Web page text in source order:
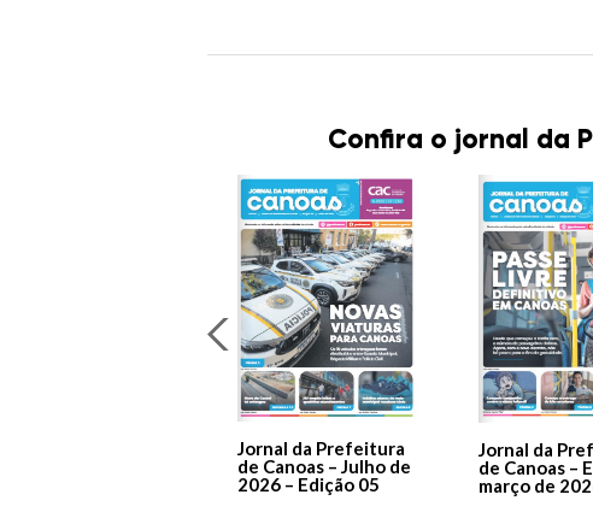
Confira o jornal da
Jornal da Prefeitura
de Canoas – Julho de
2026 – Edição 05
Jornal da
de Canoas –
março de